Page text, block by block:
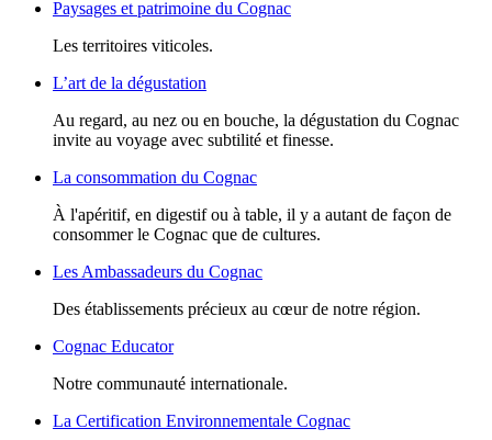
Paysages et patrimoine du Cognac
Les territoires viticoles.
L’art de la dégustation
Au regard, au nez ou en bouche, la dégustation du Cognac
invite au voyage avec subtilité et finesse.
La consommation du Cognac
À l'apéritif, en digestif ou à table, il y a autant de façon de
consommer le Cognac que de cultures.
Les Ambassadeurs du Cognac
Des établissements précieux au cœur de notre région.
Cognac Educator
Notre communauté internationale.
La Certification Environnementale Cognac